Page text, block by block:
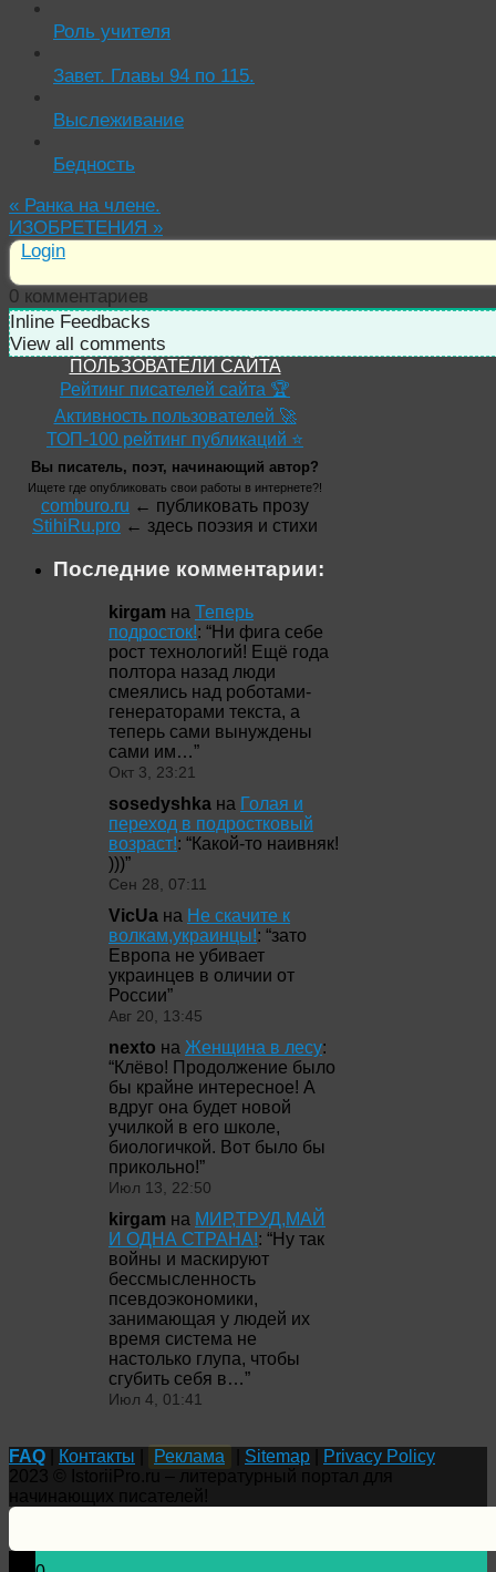
Роль учителя
Завет. Главы 94 по 115.
Выслеживание
Бедность
« Ранка на члене.
ИЗОБРЕТЕНИЯ »
Login
0 комментариев
Inline Feedbacks
View all comments
ПОЛЬЗОВАТЕЛИ САЙТА
Рейтинг писателей сайта 🏆
Активность пользователей 🚀
ТОП-100 рейтинг публикаций ⭐
Вы писатель, поэт, начинающий автор?
Ищете где опубликовать свои работы в интернете?!
comburo.ru ← публиковать прозу
StihiRu.pro ← здесь поэзия и стихи
Последние комментарии:
kirgam на Теперь
подросток!: “Ни фига себе
рост технологий! Ещё года
полтора назад люди
смеялись над роботами-
генераторами текста, а
теперь сами вынуждены
сами им…”
Окт 3, 23:21
sosedyshka на Голая и
переход в подростковый
возраст!: “Какой-то наивняк!
)))”
Сен 28, 07:11
VicUa на Не скачите к
волкам,украинцы!: “зато
Европа не убивает
украинцев в оличии от
России”
Авг 20, 13:45
nexto на Женщина в лесу:
“Клёво! Продолжение было
бы крайне интересное! А
вдруг она будет новой
училкой в его школе,
биологичкой. Вот было бы
прикольно!”
Июл 13, 22:50
kirgam на МИР,ТРУД,МАЙ
И ОДНА СТРАНА!: “Ну так
войны и маскируют
бессмысленность
псевдоэкономики,
занимающая у людей их
время система не
настолько глупа, чтобы
сгубить себя в…”
Июл 4, 01:41
FAQ Контакты Реклама Sitemap
Privacy Policy